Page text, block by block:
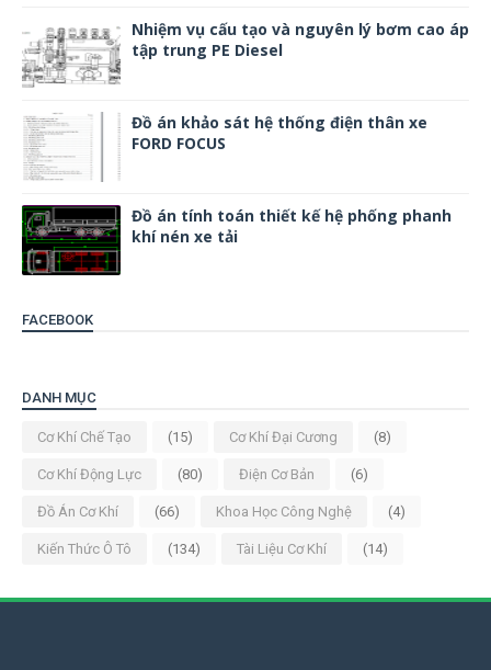
Nhiệm vụ cấu tạo và nguyên lý bơm cao áp
tập trung PE Diesel
Đồ án khảo sát hệ thống điện thân xe
FORD FOCUS
Đồ án tính toán thiết kế hệ phống phanh
khí nén xe tải
FACEBOOK
DANH MỤC
Cơ Khí Chế Tạo (15) Cơ Khí Đại Cương (8)
Cơ Khí Động Lực (80) Điện Cơ Bản (6)
Đồ Án Cơ Khí (66) Khoa Học Công Nghệ (4)
Kiến Thức Ô Tô (134) Tài Liệu Cơ Khí (14)